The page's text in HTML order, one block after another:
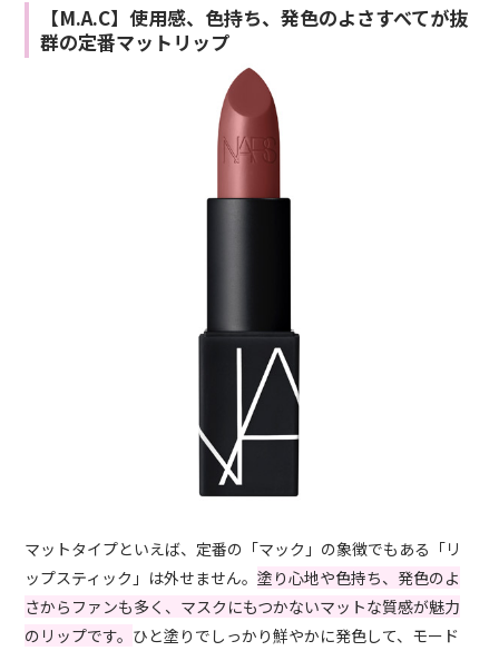
【M.A.C】使用感、色持ち、発色のよさすべてが抜
群の定番マットリップ
マットタイプといえば、定番の「マック」の象徴でもある「リ
ップスティック」は外せません。塗り心地や色持ち、発色のよ
さからファンも多く、マスクにもつかないマットな質感が魅力
のリップです。 ひと塗りでしっかり鮮やかに発色して、モード